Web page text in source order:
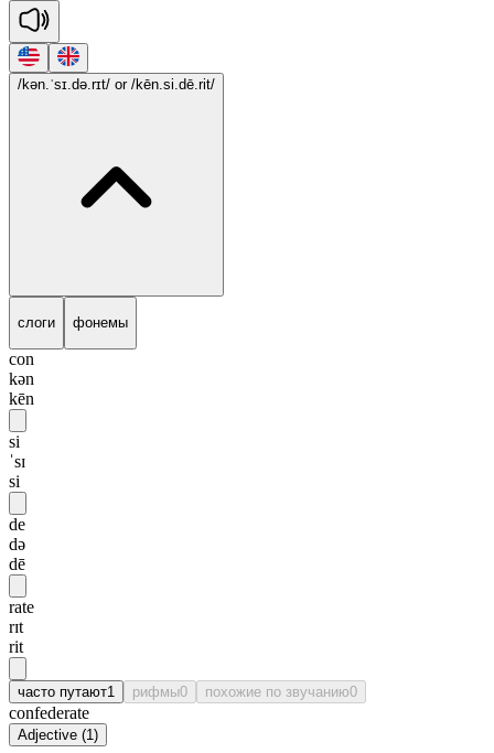
/kən.ˈsɪ.də.rɪt/ or /kēn.si.dē.rit/
слоги фонемы
con
kən
kēn
si
ˈsɪ
si
de
də
dē
rate
rɪt
rit
часто путают1 рифмы0 похожие по звучанию0
confederate
Adjective (1)